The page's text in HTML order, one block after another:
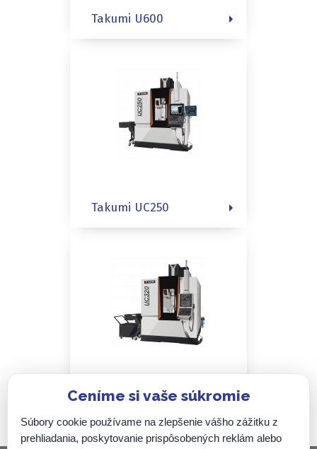
Takumi U600
Takumi UC250
Takumi UC320
Ceníme si vaše súkromie
Súbory cookie používame na zlepšenie vášho zážitku z
prehliadania, poskytovanie prispôsobených reklám alebo